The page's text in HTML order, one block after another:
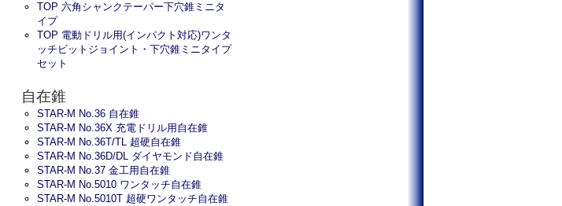
TOP 六角シャンクテーパー下穴錐ミニタ
イプ
TOP 電動ドリル用(インパクト対応)ワンタ
ッチビットジョイント・下穴錐ミニタイプ
セット
自在錐
STAR-M No.36 自在錐
STAR-M No.36X 充電ドリル用自在錐
STAR-M No.36T/TL 超硬自在錐
STAR-M No.36D/DL ダイヤモンド自在錐
STAR-M No.37 金工用自在錐
STAR-M No.5010 ワンタッチ自在錐
STAR-M No.5010T 超硬ワンタッチ自在錐